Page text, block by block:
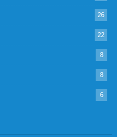
26
22
8
8
6